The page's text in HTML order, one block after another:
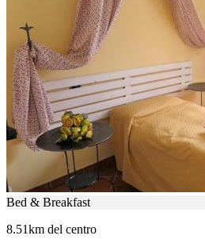
Bed & Breakfast
8.51km del centro